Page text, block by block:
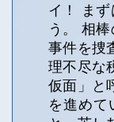
イ！ ま
う。 相
事件を捜
理不尽な
仮面」と
を進めて